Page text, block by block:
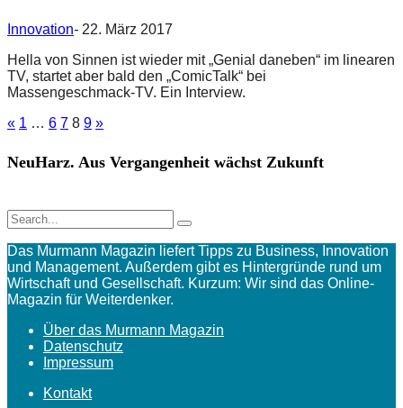
Innovation- 22. März 2017
Hella von Sinnen ist wieder mit „Genial daneben“ im linearen
TV, startet aber bald den „ComicTalk“ bei
Massengeschmack-TV. Ein Interview.
« 1 … 6 7 8 9 »
NeuHarz. Aus Vergangenheit wächst Zukunft
Das Murmann Magazin liefert Tipps zu Business, Innovation
und Management. Außerdem gibt es Hintergründe rund um
Wirtschaft und Gesellschaft. Kurzum: Wir sind das Online-
Magazin für Weiterdenker.
Über das Murmann Magazin
Datenschutz
Impressum
Kontakt